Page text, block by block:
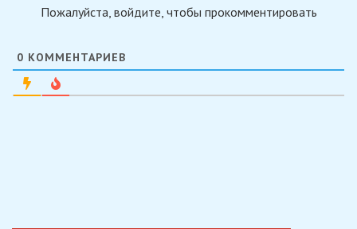
Пожалуйста, войдите, чтобы прокомментировать
0 КОММЕНТАРИЕВ